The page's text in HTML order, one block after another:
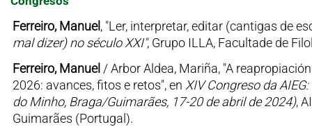
Ferreiro, Manuel, "Ler, interpretar, editar (cantigas de
mal dizer) no século XXI", Grupo ILLA, Facultade de
Ferreiro, Manuel / Arbor Aldea, Mariña, "A
2026: avances, fitos e retos", en XIV Congreso da
do Minho, Braga/Guimarães, 17-20 de abril de 2024),
Guimarães (Portugal).